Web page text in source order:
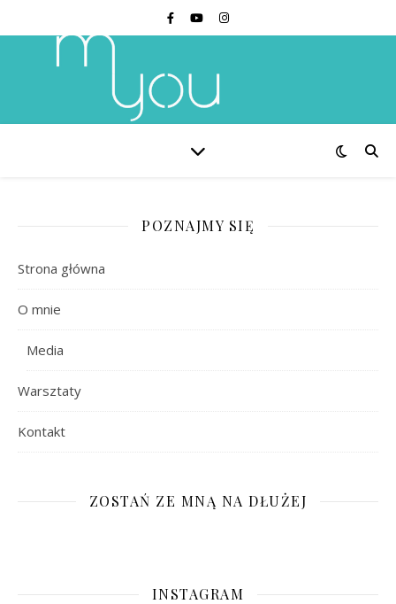
POZNAJMY SIĘ
Strona główna
O mnie
Media
Warsztaty
Kontakt
ZOSTAŃ ZE MNĄ NA DŁUŻEJ
INSTAGRAM